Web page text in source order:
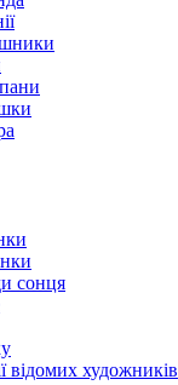
сонця
відомих художників